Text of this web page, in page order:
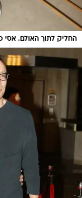
החליק לתוך האולם. אסי